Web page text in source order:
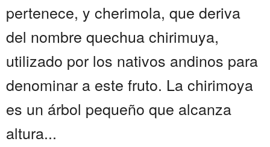
pertenece, y cherimola, que deriva
del nombre quechua chirimuya,
utilizado por los nativos andinos para
denominar a este fruto. La chirimoya
es un árbol pequeño que alcanza
altura...